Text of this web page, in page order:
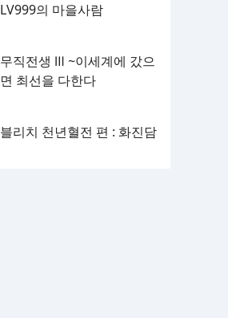
LV999의 마을사람
무직전생 Ⅲ ~이세계에 갔으
면 최선을 다한다
블리치 천년혈전 편 : 화진담